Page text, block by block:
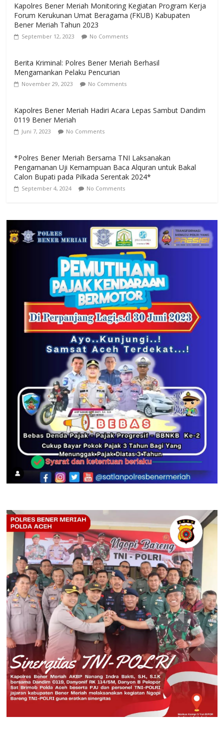
Kapolres Bener Meriah Monitoring Kegiatan Program Kerja
Forum Kerukunan Umat Beragama (FKUB) Kabupaten
Bener Meriah Tahun 2023
September 12, 2023 No Comments
Berita Kriminal: Polres Bener Meriah Berhasil
Mengamankan Pelaku Pencurian
November 29, 2023 No Comments
Kapolres Bener Meriah Hadiri Acara Lepas Sambut Dandim
0119 Bener Meriah
Juni 7, 2023 No Comments
*Polres Bener Meriah Bersama TNI Laksanakan
Pengamanan Uji Kemampuan Baca Alquran untuk Bakal
Calon Bupati pada Pilkada Serentak 2024*
September 4, 2024 No Comments